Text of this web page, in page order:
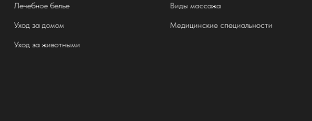
Лечебное белье
Уход за домом
Уход за животными
Виды массажа
Медицинские специальности